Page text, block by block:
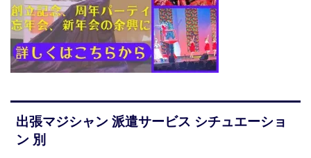
出張マジシャン 派遣サービス シチュエーショ
ン 別